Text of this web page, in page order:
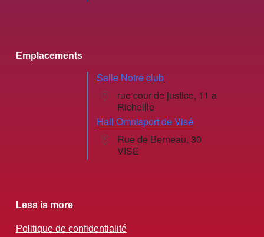
Emplacements
Salle Notre club
rue cour de justice, 11 a
Richellle
Hall Omnisport de Visé
Rue de Berneau, 30
VISE
Less is more
Politique de confidentialité